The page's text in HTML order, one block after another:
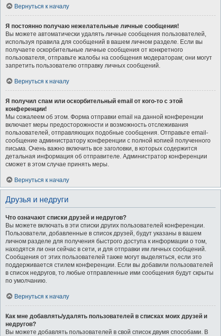
Вернуться к началу
Я постоянно получаю нежелательные личные сообщения!
Вы можете автоматически удалять личные сообщения пользователей,
используя правила для сообщений в вашем личном разделе. Если вы
получаете оскорбительные личные сообщения от конкретного
пользователя, отправьте жалобы на сообщения модераторам; они могут
запретить пользователю отправку личных сообщений.
Вернуться к началу
Я получил спам или оскорбительный email от кого-то с этой
конференции!
Мы сожалеем об этом. Форма отправки email на данной конференции
включает меры предосторожности и возможность отслеживания
пользователей, отправляющих подобные сообщения. Отправьте email-
сообщение администратору конференции с полной копией полученного
письма. Очень важно включить все заголовки, в которых содержится
детальная информация об отправителе. Администратор конференции
сможет в этом случае принять меры.
Вернуться к началу
Друзья и недруги
Что означают списки друзей и недругов?
Вы можете включать в эти списки других пользователей конференции.
Пользователи, добавленные в список друзей, будут указаны в вашем
личном разделе для получения быстрого доступа к информации о том,
находятся ли они сейчас в сети, и для отправки им личных сообщений.
Сообщения от этих пользователей также могут выделяться, если это
поддерживается стилем конференции. Если вы добавили пользователей
в список недругов, то любые отправленные ими сообщения будут скрыты
по умолчанию.
Вернуться к началу
Как мне добавлять/удалять пользователей в списках моих друзей и
недругов?
Вы можете добавлять пользователей в свой список двумя способами. В